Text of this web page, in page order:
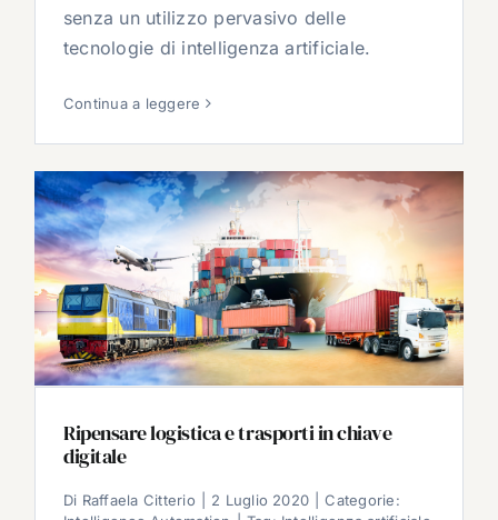
senza un utilizzo pervasivo delle
tecnologie di intelligenza artificiale.
Continua a leggere
Ripensare logistica e trasporti in chiave
digitale
Di Raffaela Citterio 2 Luglio 2020
Categorie: